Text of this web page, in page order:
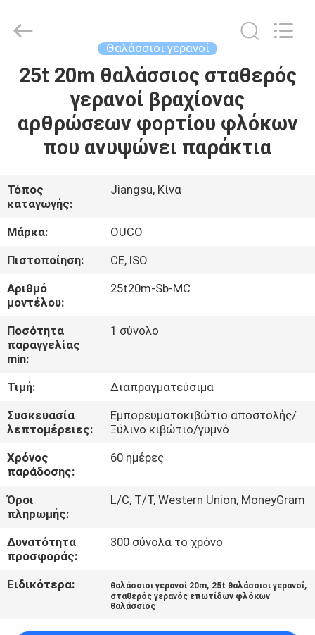
ΣΠΊΤΙ
ΠΡΟΪΌΝΤΑ
ΕΜΦΆΝΙΣΗ
VR
ΣΧΕΤΙΚΆ
ΜΕ
ΕΜΆΣ
ΣΤΟ
ΕΡΓΟΣΤΆΣΙΟ
ΈΛΕΓΧΟΣ
ΠΟΙΌΤΗΤΑΣ
ΕΙΔΉΣΕΙΣ
ΥΠΟΘΈΣΕΙΣ
GROUP
Reserved.
Θαλάσσιοι γερανοί
25t 20m θαλάσσιος σταθερός
γερανοί βραχίονας
αρθρώσεων φορτίου φλόκων
που ανυψώνει παράκτια
Τόπος
καταγωγής:
Jiangsu, Κίνα
Μάρκα:
OUCO
Πιστοποίηση:
CE, ISO
Αριθμό
μοντέλου:
25t20m-Sb-MC
Ποσότητα
παραγγελίας
min:
1 σύνολο
Τιμή:
Διαπραγματεύσιμα
Συσκευασία
λεπτομέρειες:
Εμπορευματοκιβώτιο αποστολής/
Ξύλινο κιβώτιο/γυμνό
Χρόνος
παράδοσης:
60 ημέρες
Όροι
πληρωμής:
L/C, T/T, Western Union, MoneyGram
Δυνατότητα
προσφοράς:
300 σύνολα το χρόνο
Ειδικότερα: θαλάσσιοι γερανοί 20m, 25t θαλάσσιοι γερανοί,
σταθερός γερανός επωτίδων φλόκων
θαλάσσιος